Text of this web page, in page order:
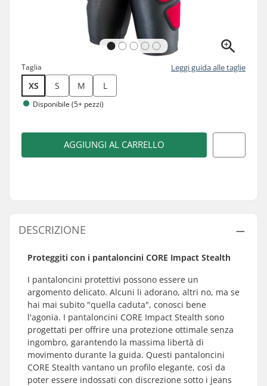
Taglia Leggi guida alle taglie
XS S M L
Disponibile (5+ pezzi)
AGGIUNGI AL CARRELLO
DESCRIZIONE
Proteggiti con i pantaloncini CORE Impact Stealth
I pantaloncini protettivi possono essere un
argomento delicato. Alcuni li adorano, altri no, ma se
hai mai subito "quella caduta", conosci bene
l'agonia. I pantaloncini CORE Impact Stealth sono
progettati per offrire una protezione ottimale senza
ingombro, garantendo la massima libertà di
movimento durante la guida. Questi pantaloncini
CORE Stealth vantano un profilo elegante, così da
poter essere indossati con discrezione sotto i jeans